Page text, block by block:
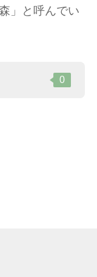
」と呼んでい
0